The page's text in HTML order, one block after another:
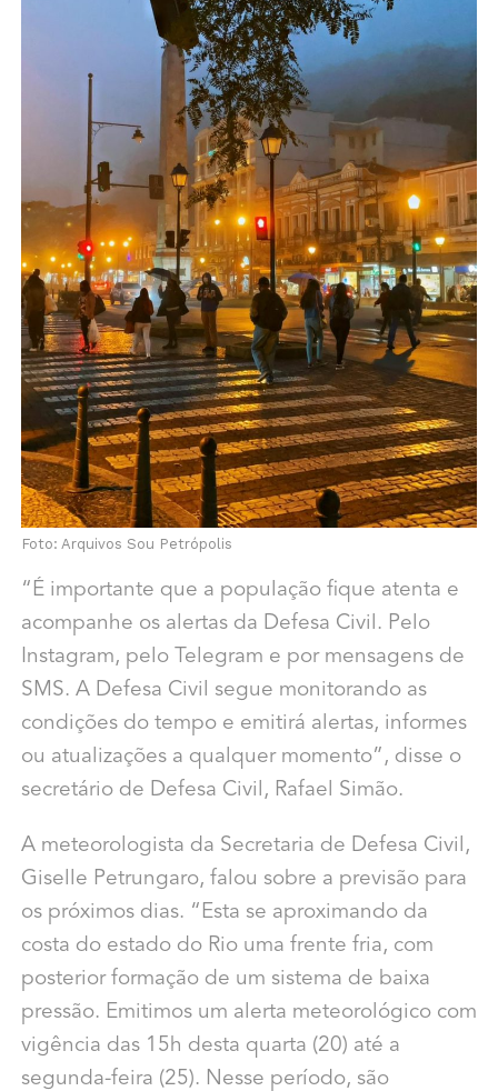
Foto: Arquivos Sou Petrópolis
“É importante que a população fique atenta e
acompanhe os alertas da Defesa Civil. Pelo
Instagram, pelo Telegram e por mensagens de
SMS. A Defesa Civil segue monitorando as
condições do tempo e emitirá alertas, informes
ou atualizações a qualquer momento”, disse o
secretário de Defesa Civil, Rafael Simão.
A meteorologista da Secretaria de Defesa Civil,
Giselle Petrungaro, falou sobre a previsão para
os próximos dias. “Esta se aproximando da
costa do estado do Rio uma frente fria, com
posterior formação de um sistema de baixa
pressão. Emitimos um alerta meteorológico com
vigência das 15h desta quarta (20) até a
segunda-feira (25). Nesse período, são